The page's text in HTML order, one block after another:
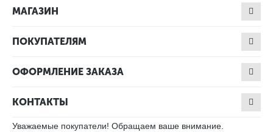
МАГАЗИН
ПОКУПАТЕЛЯМ
ОФОРМЛЕНИЕ ЗАКАЗА
КОНТАКТЫ
Уважаемые покупатели! Обращаем ваше внимание.